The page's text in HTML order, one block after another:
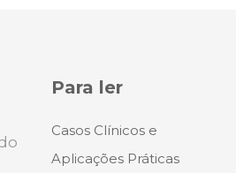
Para ler
Casos Clínicos e
Aplicações Práticas